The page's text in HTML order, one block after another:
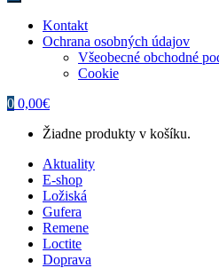
Kontakt
Ochrana osobných údajov
Všeobecné obchodné
Cookie
0 0,00€
Žiadne produkty v košíku.
Aktuality
E-shop
Ložiská
Gufera
Remene
Loctite
Doprava